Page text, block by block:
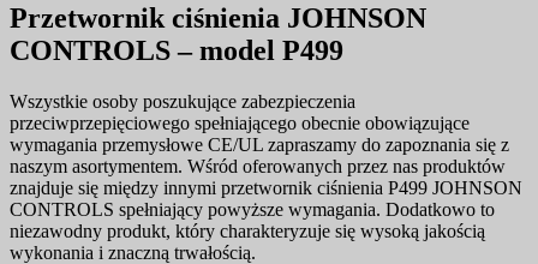
Przetwornik ciśnienia JOHNSON
CONTROLS – model P499
Wszystkie osoby poszukujące zabezpieczenia
przeciwprzepięciowego spełniającego obecnie obowiązujące
wymagania przemysłowe CE/UL zapraszamy do zapoznania się z
naszym asortymentem. Wśród oferowanych przez nas produktów
znajduje się między innymi przetwornik ciśnienia P499 JOHNSON
CONTROLS spełniający powyższe wymagania. Dodatkowo to
niezawodny produkt, który charakteryzuje się wysoką jakością
wykonania i znaczną trwałością.